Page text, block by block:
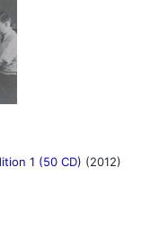
1 (50 CD) (2012)